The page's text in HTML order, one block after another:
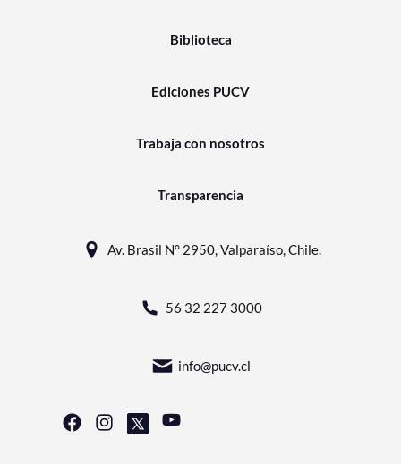
Biblioteca
Ediciones PUCV
Trabaja con nosotros
Transparencia
Av. Brasil N° 2950, Valparaíso, Chile.
56 32 227 3000
info@pucv.cl